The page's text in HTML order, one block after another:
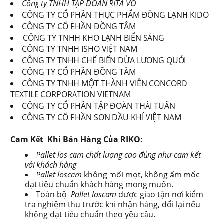
Công ty TNHH TẬP ĐOÀN RITA VÕ
CÔNG TY CỔ PHẦN THỰC PHẨM ĐÔNG LẠNH KIDO
CÔNG TY CỔ PHẦN ĐỒNG TÂM
CÔNG TY TNHH KHO LẠNH BIỂN SÁNG
CÔNG TY TNHH ISHO VIỆT NAM
CÔNG TY TNHH CHẾ BIẾN DỪA LƯƠNG QUỚI
CÔNG TY CỔ PHẦN ĐỒNG TÂM
CÔNG TY TNHH MỘT THÀNH VIÊN CONCORD
TEXTILE CORPORATION VIETNAM
CÔNG TY CỔ PHẦN TẬP ĐOÀN THÁI TUẤN
CÔNG TY CỔ PHẦN SƠN DẦU KHÍ VIỆT NAM
Cam Kết Khi Bán Hàng Của RIKO:
Palletlos cam chất lượng cao đúng như cam kết
với khách hàng
Pallet loscam không mối mọt, không ẩm mốc
đạt tiêu chuẩn khách hàng mong muốn.
Toàn bộPalletloscam được giao tận nơi kiểm
tra nghiệm thu trước khi nhận hàng, đổi lại nếu
không đạt tiêu chuẩn theo yêu cầu.